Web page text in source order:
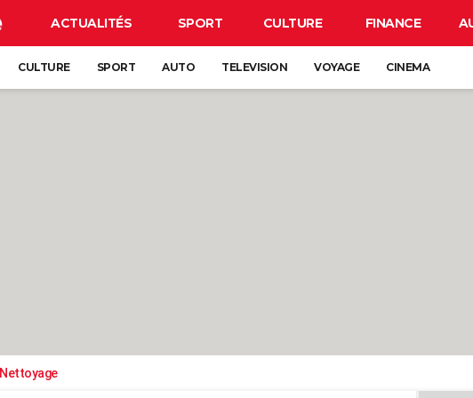
ACTUALITÉS SPORT CULTURE FINANCE
CULTURE SPORT AUTO TELEVISION VOYAGE CINEMA
Nettoyage